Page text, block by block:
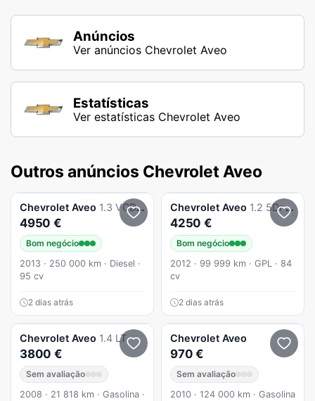
Anúncios
Ver anúncios Chevrolet Aveo
Estatísticas
Ver estatísticas Chevrolet Aveo
Outros anúncios Chevrolet Aveo
Chevrolet Aveo 1.3 VCDi LTZ
4950 €
Bom negócio
2013 · 250 000 km · Diesel ·
95 cv
2 dias atrás
Chevrolet Aveo 1.2 5Dr Gpl
4250 €
Bom negócio
2012 · 99 999 km · GPL · 84
cv
2 dias atrás
Chevrolet Aveo 1.4 LT
3800 €
Sem avaliação
2008 · 21 818 km · Gasolina ·
Chevrolet Aveo
970 €
Sem avaliação
2010 · 124 000 km · Gasolina